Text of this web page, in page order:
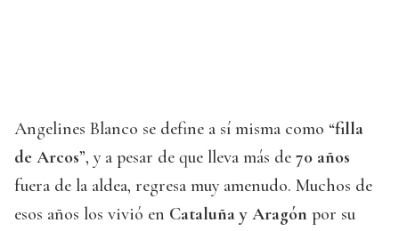
Angelines Blanco se define a sí misma como “filla
de Arcos”, y a pesar de que lleva más de 70 años
fuera de la aldea, regresa muy amenudo. Muchos de
esos años los vivió en Cataluña y Aragón por su